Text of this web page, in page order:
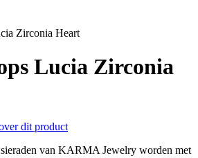
Zirconia Heart
Lucia Zirconia
dit product
van KARMA Jewelry worden met